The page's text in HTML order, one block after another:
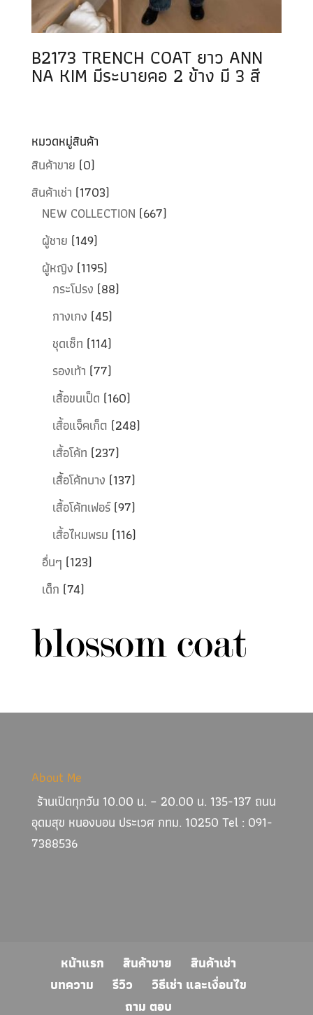
B2173 TRENCH COAT ยาว ANN
NA KIM มีระบายคอ 2 ข้าง มี 3 สี
หมวดหมู่สินค้า
สินค้าขาย (0)
สินค้าเช่า (1703)
NEW COLLECTION (667)
ผู้ชาย (149)
ผู้หญิง (1195)
กระโปรง (88)
กางเกง (45)
ชุดเซ็ท (114)
รองเท้า (77)
เสื้อขนเป็ด (160)
เสื้อแจ็คเก็ต (248)
เสื้อโค้ท (237)
เสื้อโค้ทบาง (137)
เสื้อโค้ทเฟอร์ (97)
เสื้อไหมพรม (116)
อื่นๆ (123)
เด็ก (74)
About Me
ร้านเปิดทุกวัน 10.00 น. – 20.00 น. 135-137 ถนน
อุดมสุข หนองบอน ประเวศ กทม. 10250 Tel : 091-
7388536
หน้าแรก สินค้าขาย
สินค้าเช่า
บทความ
รีวิว
วิธีเช่า และเงื่อนไข
ถาม ตอบ